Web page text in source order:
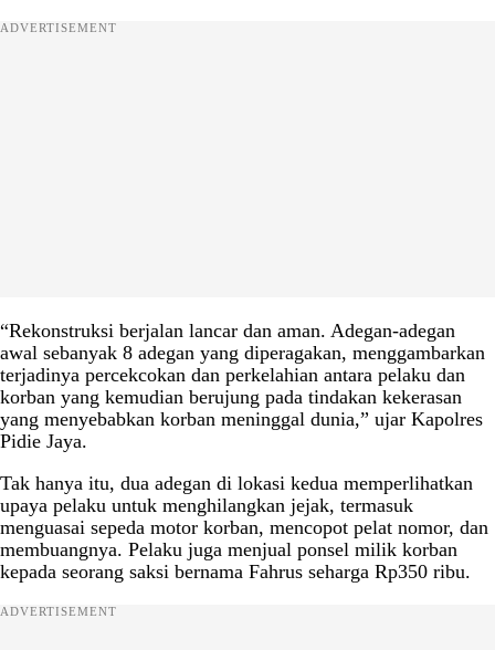
ADVERTISEMENT
“Rekonstruksi berjalan lancar dan aman. Adegan-adegan
awal sebanyak 8 adegan yang diperagakan, menggambarkan
terjadinya percekcokan dan perkelahian antara pelaku dan
korban yang kemudian berujung pada tindakan kekerasan
yang menyebabkan korban meninggal dunia,” ujar Kapolres
Pidie Jaya.
Tak hanya itu, dua adegan di lokasi kedua memperlihatkan
upaya pelaku untuk menghilangkan jejak, termasuk
menguasai sepeda motor korban, mencopot pelat nomor, dan
membuangnya. Pelaku juga menjual ponsel milik korban
kepada seorang saksi bernama Fahrus seharga Rp350 ribu.
ADVERTISEMENT